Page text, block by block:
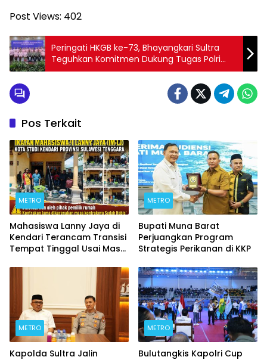
Post Views: 402
Peringati HKGB ke-73, Bhayangkari Sultra
Teguhkan Komitmen Dukung Tugas Polri
untuk Masyarakat
Pos Terkait
METRO
Mahasiswa Lanny Jaya di
Kendari Terancam Transisi
Tempat Tinggal Usai Masa
METRO
Bupati Muna Barat
Perjuangkan Program
Strategis Perikanan di KKP
METRO
Kapolda Sultra Jalin
METRO
Bulutangkis Kapolri Cup